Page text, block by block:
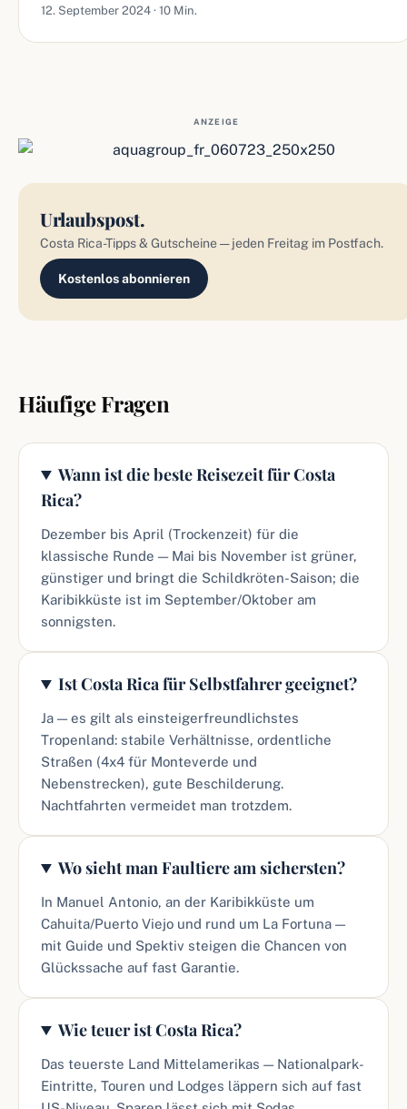
12. September 2024 · 10 Min.
ANZEIGE
Urlaubspost.
Costa Rica-Tipps & Gutscheine — jeden Freitag im Postfach.
Kostenlos abonnieren
Häufige Fragen
Wann ist die beste Reisezeit für Costa
Rica?
Dezember bis April (Trockenzeit) für die
klassische Runde — Mai bis November ist grüner,
günstiger und bringt die Schildkröten-Saison; die
Karibikküste ist im September/Oktober am
sonnigsten.
Ist Costa Rica für Selbstfahrer geeignet?
Ja — es gilt als einsteigerfreundlichstes
Tropenland: stabile Verhältnisse, ordentliche
Straßen (4x4 für Monteverde und
Nebenstrecken), gute Beschilderung.
Nachtfahrten vermeidet man trotzdem.
Wo sieht man Faultiere am sichersten?
In Manuel Antonio, an der Karibikküste um
Cahuita/Puerto Viejo und rund um La Fortuna —
mit Guide und Spektiv steigen die Chancen von
Glückssache auf fast Garantie.
Wie teuer ist Costa Rica?
Das teuerste Land Mittelamerikas — Nationalpark-
Eintritte, Touren und Lodges läppern sich auf fast